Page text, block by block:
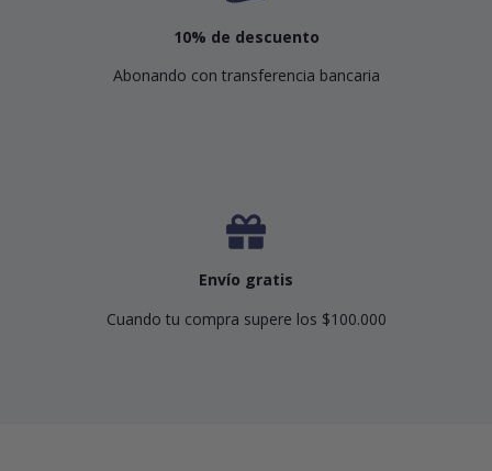
10% de descuento
Abonando con transferencia bancaria
Envío gratis
Cuando tu compra supere los $100.000